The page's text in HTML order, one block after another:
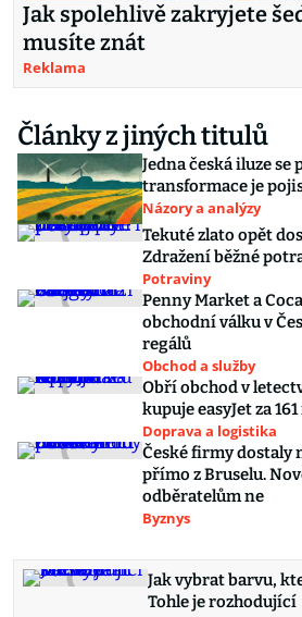
Jak spolehlivě zakryjete
musíte znát
Reklama
Články z jiných titulů
Jedna česká iluze se
transformace je
Názory a analýzy
Tekuté zlato opět
Zdražení běžné
Potraviny
Penny Market a
obchodní válku v
regálů
Obchod a služby
Obří obchod v
kupuje easyJet za
Doprava a logistika
České firmy dostaly
přímo z Bruselu.
odběratelům ne
Byznys
Jak vybrat barvu,
Tohle je rozhodující